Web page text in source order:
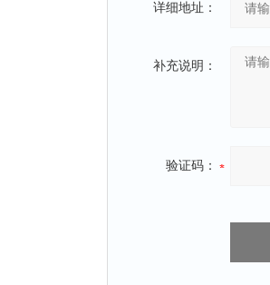
详细地址：
补充说明：
验证码：